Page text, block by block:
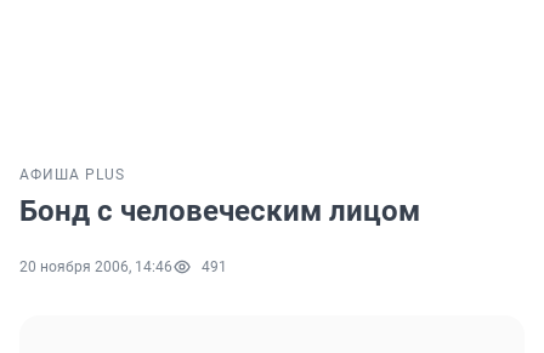
АФИША PLUS
Бонд с человеческим лицом
20 ноября 2006, 14:46 491